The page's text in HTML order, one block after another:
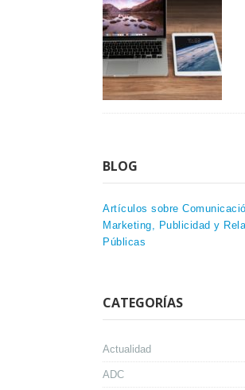
BLOG
Artículos sobre
Marketing, Publicidad y
Públicas
CATEGORÍAS
Actualidad
ADC